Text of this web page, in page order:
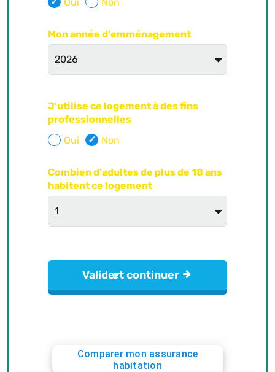
Comparer mon assurance
habitation